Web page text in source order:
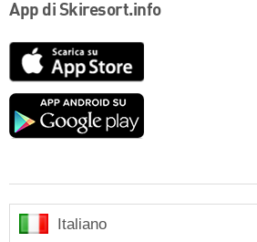
App di Skiresort.info
Google
Italiano